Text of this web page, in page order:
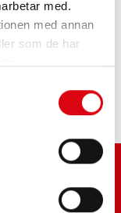
med.
med annan
som de har